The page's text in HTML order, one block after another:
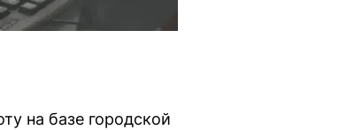
на базе городской